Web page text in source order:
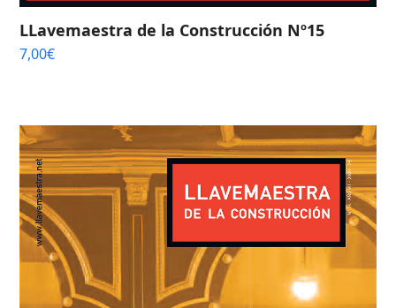
LLavemaestra de la Construcción Nº15
7,00€